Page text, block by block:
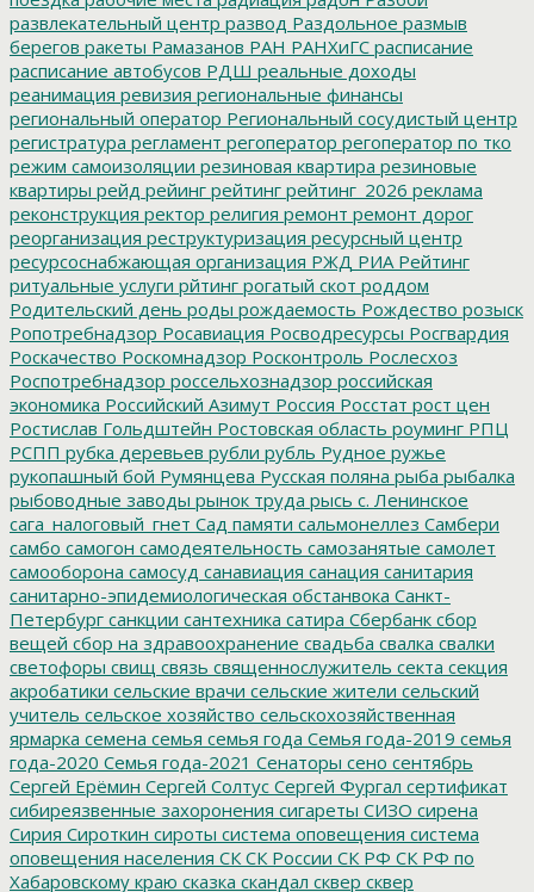
развлекательный центр развод Раздольное размыв
берегов ракеты Рамазанов РАН РАНХиГС расписание
расписание автобусов РДШ реальные доходы
реанимация ревизия региональные финансы
региональный оператор Региональный сосудистый центр
регистратура регламент регоператор регоператор по тко
режим самоизоляции резиновая квартира резиновые
квартиры рейд рейинг рейтинг рейтинг_2026 реклама
реконструкция ректор религия ремонт ремонт дорог
реорганизация реструктуризация ресурсный центр
ресурсоснабжающая организация РЖД РИА Рейтинг
ритуальные услуги рйтинг рогатый скот роддом
Родительский день роды рождаемость Рождество розыск
Ропотребнадзор Росавиация Росводресурсы Росгвардия
Роскачество Роскомнадзор Росконтроль Рослесхоз
Роспотребнадзор россельхознадзор российская
экономика Российский Азимут Россия Росстат рост цен
Ростислав Гольдштейн Ростовская область роуминг РПЦ
РСПП рубка деревьев рубли рубль Рудное ружье
рукопашный бой Румянцева Русская поляна рыба рыбалка
рыбоводные заводы рынок труда рысь с. Ленинское
сага_налоговый_гнет Сад памяти сальмонеллез Самбери
самбо самогон самодеятельность самозанятые самолет
самооборона самосуд санавиация санация санитария
санитарно-эпидемиологическая обстанвока Санкт-
Петербург санкции сантехника сатира Сбербанк сбор
вещей сбор на здравоохранение свадьба свалка свалки
светофоры свищ связь священнослужитель секта секция
акробатики сельские врачи сельские жители сельский
учитель сельское хозяйство сельскохозяйственная
ярмарка семена семья семья года Семья года-2019 семья
года-2020 Семья года-2021 Сенаторы сено сентябрь
Сергей Ерёмин Сергей Солтус Сергей Фургал сертификат
сибиреязвенные захоронения сигареты СИЗО сирена
Сирия Сироткин сироты система оповещения система
оповещения населения СК СК России СК РФ СК РФ по
Хабаровскому краю сказка скандал сквер сквер